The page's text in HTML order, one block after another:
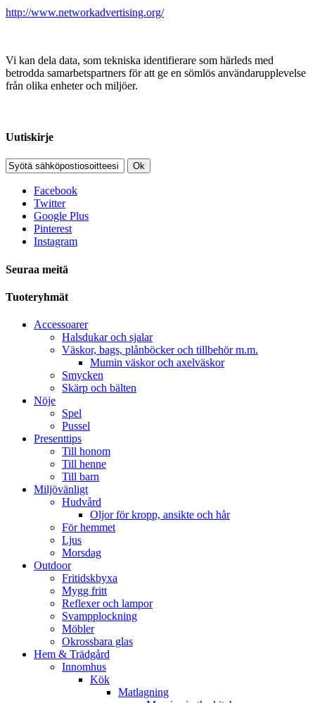
http://www.networkadvertising.org/
Vi kan dela data, som tekniska identifierare som härleds med
betrodda samarbetspartners för att ge en sömlös användarupplevelse
från olika enheter och miljöer.
Uutiskirje
Ok
Facebook
Twitter
Google Plus
Pinterest
Instagram
Seuraa meitä
Tuoteryhmät
Accessoarer
Halsdukar och sjalar
Väskor, bags, plånböcker och tillbehör m.m.
Mumin väskor och axelväskor
Smycken
Skärp och bälten
Nöje
Spel
Pussel
Presenttips
Till honom
Till henne
Till barn
Miljövänligt
Hudvård
Oljor för kropp, ansikte och hår
För hemmet
Ljus
Morsdag
Outdoor
Fritidskbyxa
Mygg fritt
Reflexer och lampor
Svampplockning
Möbler
Okrossbara glas
Hem & Trädgård
Innomhus
Kök
Matlagning